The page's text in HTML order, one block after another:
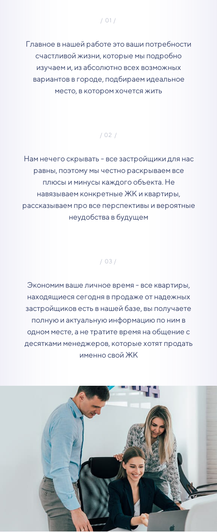
Главное в нашей работе это ваши потребности
счастливой жизни, которые мы подробно
изучаем и, из абсолютно всех возможных
вариантов в городе, подбираем идеальное
место, в котором хочется жить
Нам нечего скрывать - все застройщики для нас
равны, поэтому мы честно раскрываем все
плюсы и минусы каждого объекта. Не
навязываем конкретные ЖК и квартиры,
рассказываем про все перспективы и вероятные
неудобства в будущем
Экономим ваше личное время - все квартиры,
находящиеся сегодня в продаже от надежных
застройщиков есть в нашей базе, вы получаете
полную и актуальную информацию по ним в
одном месте, а не тратите время на общение с
десятками менеджеров, которые хотят продать
именно свой ЖК